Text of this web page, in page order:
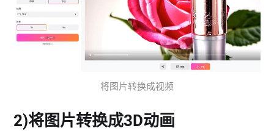
将图片转换成视频
2)将图片转换成3D动画